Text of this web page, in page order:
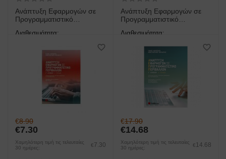
Ανάπτυξη Εφαρμογών σε
Προγραμματιστικό
Διαθεσιμότητα:
Ανάπτυξη Εφαρμογών σε
Προγραμματιστικό
Διαθεσιμότητα:
έως 3 ημέρες
€8.90
€7.30
Χαμηλότερη τιμή τις τελευταίες
30 ημέρες:
€ 7.30
€17.90
€14.68
Χαμηλότερη τιμή τις τελευταίες
30 ημέρες:
€ 14.68